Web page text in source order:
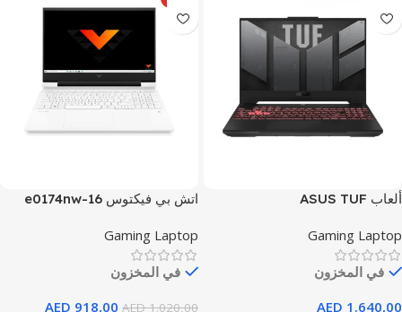
ألعاب ASUS TUF
Gaming Laptop
في المخزون
AED 1.640,00
اتش بي فيكتوس 16-e0174nw
Gaming Laptop
في المخزون
AED1.020,00
AED 918,00